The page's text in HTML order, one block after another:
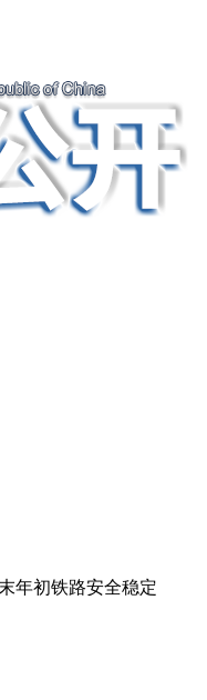
年初铁路安全稳定